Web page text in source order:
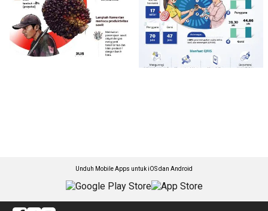
Unduh Mobile Apps untuk iOS dan Android